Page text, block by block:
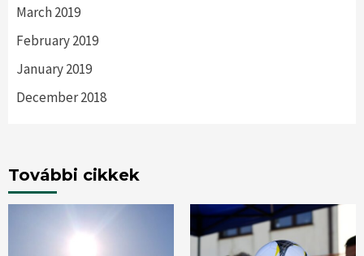
March 2019
February 2019
January 2019
December 2018
További cikkek